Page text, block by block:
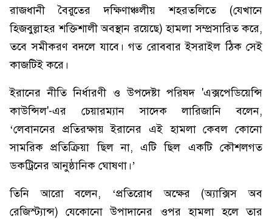
রাজধানী বৈরুতের দক্ষিণাঞ্চলীয় শহরতলিতে (যেখানে
হিজবুল্লাহর শক্তিশালী অবস্থান রয়েছে) হামলা সম্প্রসারিত করে,
তবে সমীকরণ বদলে যাবে। গত রোববার ইসরাইল ঠিক সেই
কাজটিই করে।
ইরানের নীতি নির্ধারণী ও উপদেষ্টা পরিষদ 'এক্সপেডিয়েন্সি
কাউন্সিল'-এর চেয়ারম্যান সাদেক লারিজানি বলেন,
‘লেবাননের প্রতিরক্ষায় ইরানের এই হামলা কেবল কোনো
সামরিক প্রতিক্রিয়া ছিল না, এটি ছিল একটি কৌশলগত
ডকট্রিনের আনুষ্ঠানিক ঘোষণা।’
তিনি আরো বলেন, ‘প্রতিরোধ অক্ষের (অ্যাক্সিস অব
রেজিস্ট্যান্স) যেকোনো উপাদানের ওপর হামলা হলে তার